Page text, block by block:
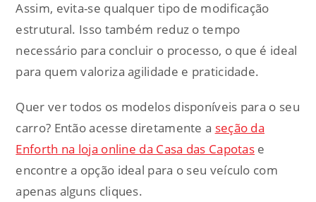
Assim, evita-se qualquer tipo de modificação
estrutural. Isso também reduz o tempo
necessário para concluir o processo, o que é ideal
para quem valoriza agilidade e praticidade.
Quer ver todos os modelos disponíveis para o seu
carro? Então acesse diretamente a seção da
Enforth na loja online da Casa das Capotas e
encontre a opção ideal para o seu veículo com
apenas alguns cliques.